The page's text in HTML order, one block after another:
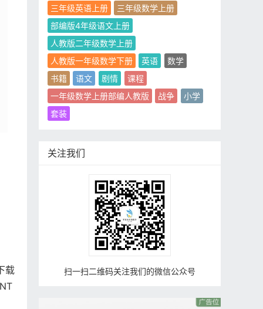
载
三年级英语上册
三年级数学上册
部编版4年级语文上册
人教版二年级数学上册
人教版一年级数学下册
英语
数学
书籍
语文 剧情
课程
一年级数学上册部编人教版
战争
小学
套装
关注我们
扫一扫二维码关注我们的微信公众号